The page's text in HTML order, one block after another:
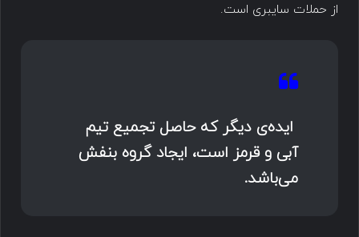
از حملات سایبری است.
ایده‌ی دیگر که حاصل تجمیع تیم
آبی و قرمز است، ایجاد گروه بنفش
می‌باشد.